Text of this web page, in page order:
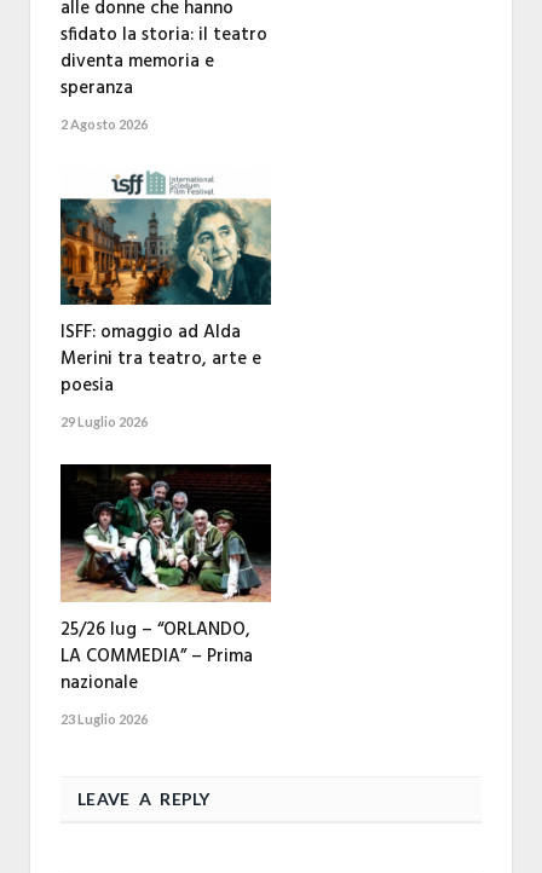
alle donne che hanno
sfidato la storia: il teatro
diventa memoria e
speranza
2 Agosto 2026
ISFF: omaggio ad Alda
Merini tra teatro, arte e
poesia
29 Luglio 2026
25/26 lug – “ORLANDO,
LA COMMEDIA” – Prima
nazionale
23 Luglio 2026
LEAVE A REPLY